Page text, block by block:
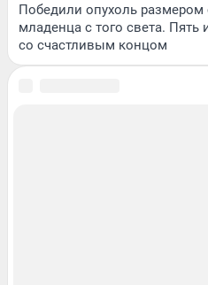
Победили опухоль
младенца с того света.
со счастливым концом